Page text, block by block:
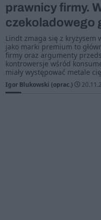
prawnicy firmy.
czekoladowego
Lindt zmaga się z
jako marki premium to
firmy oraz argumenty
kontrowersje wśród
miały występować metale
Igor Blukowski (oprac.)